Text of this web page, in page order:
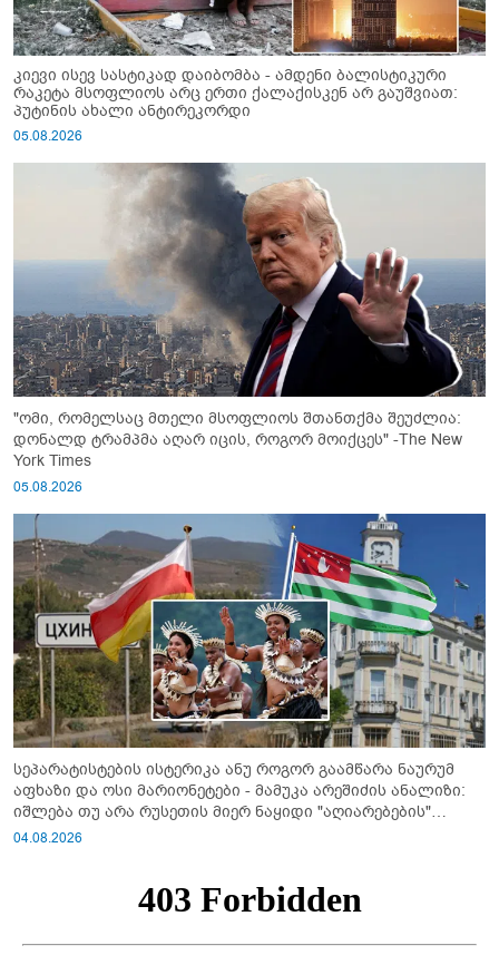
კიევი ისევ სასტიკად დაიბომბა - ამდენი ბალისტიკური
რაკეტა მსოფლიოს არც ერთი ქალაქისკენ არ გაუშვიათ:
პუტინის ახალი ანტირეკორდი
05.08.2026
"ომი, რომელსაც მთელი მსოფლიოს შთანთქმა შეუძლია:
დონალდ ტრამპმა აღარ იცის, როგორ მოიქცეს" -The New
York Times
05.08.2026
სეპარატისტების ისტერიკა ანუ როგორ გაამწარა ნაურუმ
აფხაზი და ოსი მარიონეტები - მამუკა არეშიძის ანალიზი:
იშლება თუ არა რუსეთის მიერ ნაყიდი "აღიარებების"
სისტემა?!
04.08.2026